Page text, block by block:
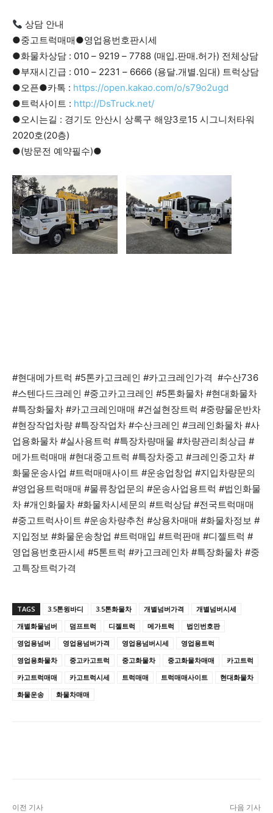
상담 안내
●중고트럭매매●영업용번호판시세
●화물차상담 : 010 – 9219 – 7788 (매입.판매.허가) 전체상담
●부재시긴급 : 010 – 2231 – 6666 (용달.개별.임대) 트럭상담
●오픈●카톡 : https://open.kakao.com/o/s79o2ugd
●트럭사이트 : http://DsTruck.net/
●오시는길 : 경기도 안산시 상록구 해양3로15 시그니처타워
2020호(20층)
●(방문전 예약필수)●
#현대메가트럭 #5톤카고크레인 #카고크레인가격 #수산736
#스텐다드크레인 #중고카고크레인 #5톤화물차 #현대화물차
#특장화물차 #카고크레인매매 #건설현장트럭 #중량물운반차
#현장작업차량 #특장작업차 #수산크레인 #크레인화물차 #사
업용화물차 #실사용트럭 #특장차량매물 #차량관리최상급 #
메가트럭매매 #현대중고트럭 #특장차중고 #크레인중고차 #
화물운송사업 #트럭매매사이트 #운송업창업 #지입차량문의
#영업용트럭매매 #물류창업문의 #운송사업용트럭 #법인화물
차 #개인화물차 #화물차시세문의 #트럭상담 #전국트럭매매
#중고트럭사이트 #운송차량추천 #상용차매매 #화물차정보 #
지입정보 #화물운송창업 #트럭매입 #트럭판매 #디젤트럭 #
영업용번호판시세 #5톤트럭 #카고크레인차 #특장화물차 #중
고특장트럭가격
TAGS 3.5톤윙바디 3.5톤화물차 개별넘버가격
개별넘버시세
개별화물넘버
덤프트럭 디젤트럭 메가트럭
법인번호판
영업용넘버
영업용넘버가격 영업용넘버시세
영업용트럭
영업용화물차
중고카고트럭 중고화물차 중고화물차매매
카고트럭
카고트럭매매
카고트럭시세 트럭매매 트럭매매사이트
현대화물차
화물운송
화물차매매
이전 기사 다음 기사